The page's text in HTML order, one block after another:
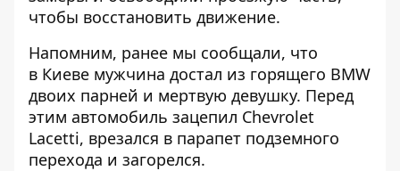
чтобы восстановить движение.
Напомним, ранее мы сообщали, что
в Киеве мужчина достал из горящего BMW
двоих парней и мертвую девушку. Перед
этим автомобиль зацепил Chevrolet
Lacetti, врезался в парапет подземного
перехода и загорелся.